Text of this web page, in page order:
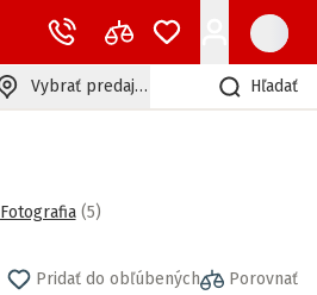
Vybrať predajňu Hľadať
Fotografia (5)
Pridať do obľúbených Porovnať